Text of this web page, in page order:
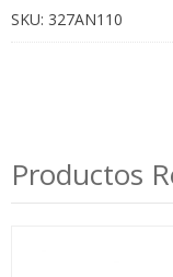
SKU: 327AN110
Productos